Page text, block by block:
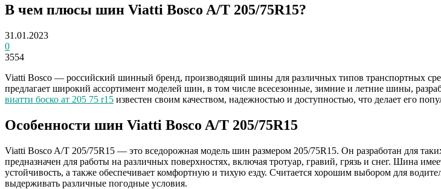
В чем плюсы шин Viatti Bosco A/T 205/75R15?
31.01.2023
0
3554
Viatti Bosco — российский шинный бренд, производящий шины для различных типов транспортных
предлагает широкий ассортимент моделей шин, в том числе всесезонные, зимние и летние шины,
виатти боско ат 205 75 r15 известен своим качеством, надежностью и доступностью, что делает его
Особенности шин Viatti Bosco A/T 205/75R15
Viatti Bosco A/T 205/75R15 — это вседорожная модель шин размером 205/75R15. Он разработан для
предназначен для работы на различных поверхностях, включая тротуар, гравий, грязь и снег. Шина
устойчивость, а также обеспечивает комфортную и тихую езду. Считается хорошим выбором для
выдерживать различные погодные условия.